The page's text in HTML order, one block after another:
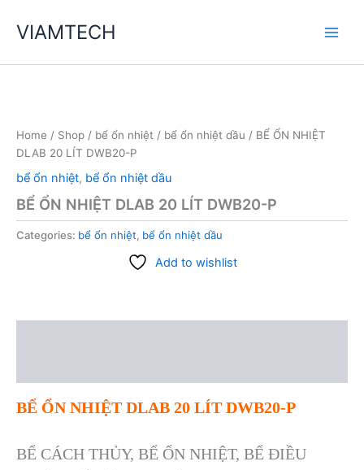
VIAMTECH
Home / Shop / bể ổn nhiệt / bể ổn nhiệt dầu / BỂ ỔN NHIỆT
DLAB 20 LÍT DWB20-P
bể ổn nhiệt, bể ổn nhiệt dầu
BỂ ỔN NHIỆT DLAB 20 LÍT DWB20-P
Categories: bể ổn nhiệt, bể ổn nhiệt dầu
Add to wishlist
BỂ ỔN NHIỆT DLAB 20 LÍT DWB20-P
BỂ CÁCH THỦY, BỂ ỔN NHIỆT, BỂ ĐIỀU